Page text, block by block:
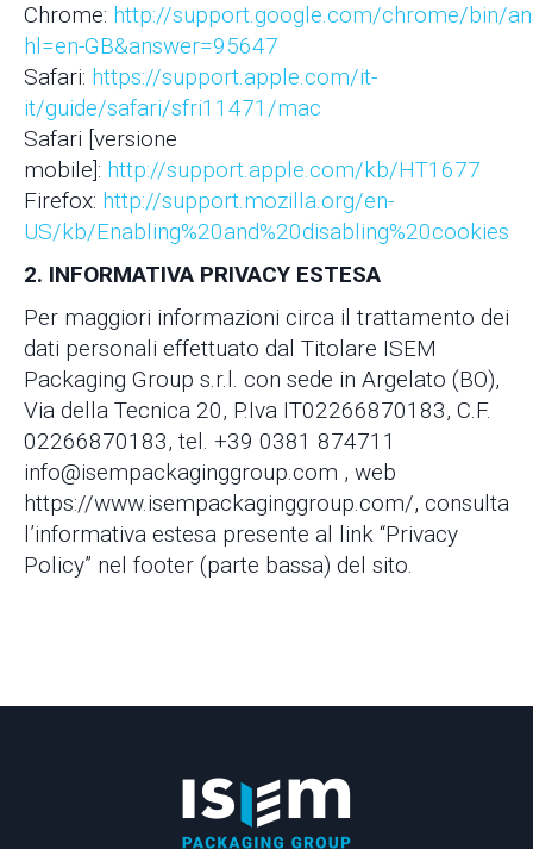
Chrome: http://support.google.com/chrome/bin/
hl=en-GB&answer=95647
Safari: https://support.apple.com/it-
it/guide/safari/sfri11471/mac
Safari [versione
mobile]: http://support.apple.com/kb/HT1677
Firefox: http://support.mozilla.org/en-
US/kb/Enabling%20and%20disabling%20cookies
2. INFORMATIVA PRIVACY ESTESA
Per maggiori informazioni circa il trattamento dei
dati personali effettuato dal Titolare ISEM
Packaging Group s.r.l. con sede in Argelato (BO),
Via della Tecnica 20, P.Iva IT02266870183, C.F.
02266870183, tel. +39 0381 874711
info@isempackaginggroup.com , web
https://www.isempackaginggroup.com/, consulta
l’informativa estesa presente al link “Privacy
Policy” nel footer (parte bassa) del sito.